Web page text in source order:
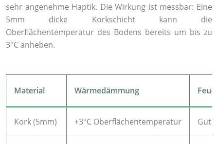
sehr angenehme Haptik. Die Wirkung ist messbar: Eine
5mm dicke Korkschicht kann die
Oberflächentemperatur des Bodens bereits um bis zu
3°C anheben.
Material Wärmedämmung
Kork (5mm) +3°C Oberflächentemperatur Gut